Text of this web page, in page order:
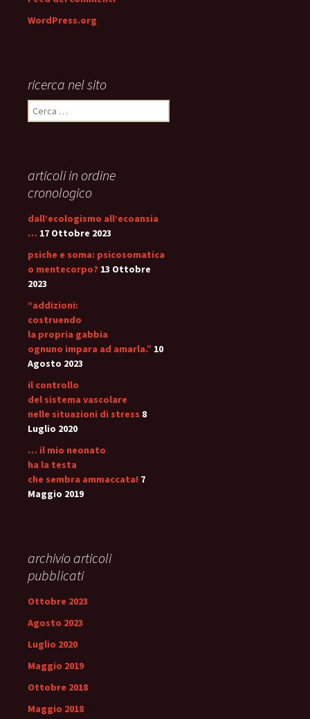
WordPress.org
ricerca nel sito
Ricerca
per:
articoli in ordine
cronologico
dall’ecologismo all’ecoansia
… 17 Ottobre 2023
psiche e soma: psicosomatica
o mentecorpo? 13 Ottobre
2023
“addizioni:
costruendo
la propria gabbia
ognuno impara ad amarla.” 10
Agosto 2023
il controllo
del sistema vascolare
nelle situazioni di stress 8
Luglio 2020
… il mio neonato
ha la testa
che sembra ammaccata! 7
Maggio 2019
archivio articoli
pubblicati
Ottobre 2023
Agosto 2023
Luglio 2020
Maggio 2019
Ottobre 2018
Maggio 2018